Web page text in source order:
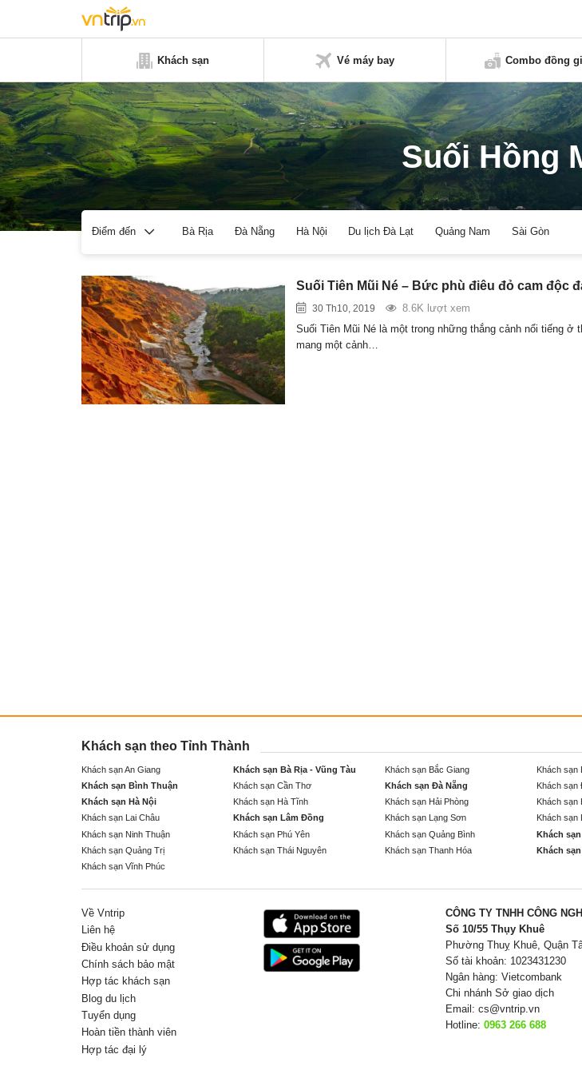
Khách sạn Vé máy bay Combo đồng
Suối Hồng
Điểm đến Bà Rịa Đà Nẵng Hà Nội Du lịch Đà Lạt Quảng Nam Sài Gòn
Suối Tiên Mũi Né – Bức phù điêu đỏ cam độc
30 Th10, 2019
8.6K lượt xem
Suối Tiên Mũi Né là một trong những thắng cảnh nổi tiếng ở
mang một cảnh…
Khách sạn theo Tỉnh Thành
Khách sạn An Giang Khách sạn Bà Rịa - Vũng Tàu Khách sạn Bắc Giang Khách sạn
Khách sạn Bình Thuận
Khách sạn Cần Thơ Khách sạn Đà Nẵng Khách sạn
Khách sạn Hà Nội
Khách sạn Hà Tĩnh Khách sạn Hải Phòng Khách sạn
Khách sạn Lai Châu
Khách sạn Lâm Đồng Khách sạn Lạng Sơn Khách sạn
Khách sạn Ninh Thuận
Khách sạn Phú Yên Khách sạn Quảng Bình Khách
Khách sạn Quảng Trị
Khách sạn Thái Nguyên Khách sạn Thanh Hóa Khách
Khách sạn Vĩnh Phúc
Về Vntrip
Liên hệ
Điều khoản sử dụng
Chính sách bảo mật
Hợp tác khách sạn
Blog du lịch
Tuyển dụng
Hoàn tiền thành viên
Hợp tác đại lý
CÔNG TY TNHH CÔNG
Số 10/55 Thụy Khuê
Phường Thuỵ Khuê, Quận
Số tài khoản: 1023431230
Ngân hàng: Vietcombank
Chi nhánh Sở giao dịch
Email: cs@vntrip.vn
Hotline: 0963 266 688